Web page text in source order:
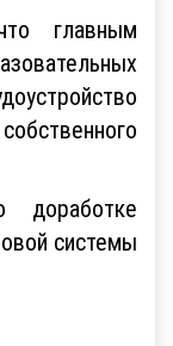
главным
доработке
системы